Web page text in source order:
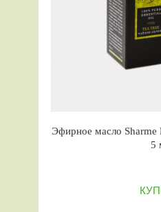
Эфирное масло Sharme
5